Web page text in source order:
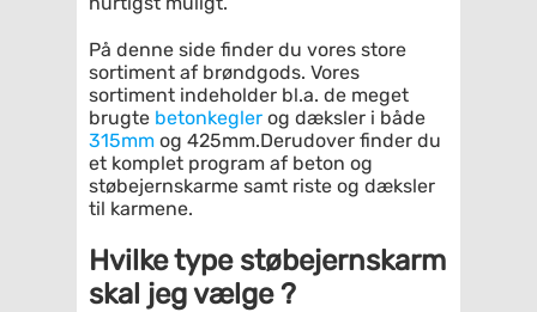
På denne side finder du vores store
sortiment af brøndgods. Vores
sortiment indeholder bl.a. de meget
brugte betonkegler og dæksler i både
315mm og 425mm.Derudover finder du
et komplet program af beton og
støbejernskarme samt riste og dæksler
til karmene.
Hvilke type støbejernskarm
skal jeg vælge ?